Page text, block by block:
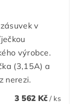
v
výrobce.
(3,15A) a
nerezi.
3 562 Kč / ks